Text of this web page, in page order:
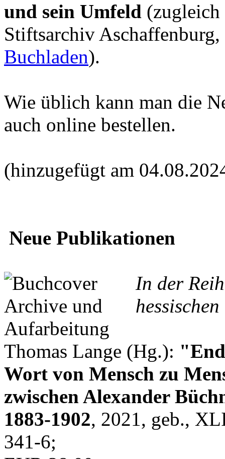
und sein Umfeld
Stiftsarchiv
Buchladen).
Wie üblich kann man die
auch online bestellen.
(hinzugefügt am
Neue Publikationen
In der
Thomas Lange (Hg.):
Wort von Mensch zu
zwischen Alexander
1883-1902, 2021, geb.,
341-6;